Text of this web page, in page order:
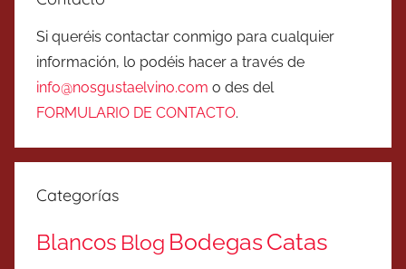
Si queréis contactar conmigo para cualquier
información, lo podéis hacer a través de
info@nosgustaelvino.com o des del
FORMULARIO DE CONTACTO.
Categorías
Blancos Blog BodegasCatas